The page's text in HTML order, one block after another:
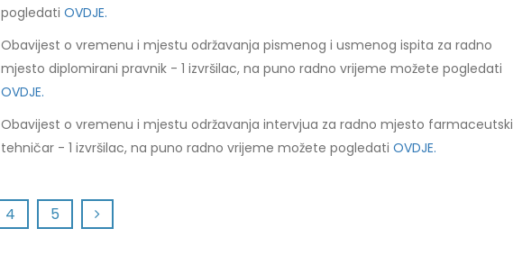
pogledati OVDJE.
Obavijest o vremenu i mjestu održavanja pismenog i usmenog ispita za radno
mjesto diplomirani pravnik - 1 izvršilac, na puno radno vrijeme možete pogledati
OVDJE.
Obavijest o vremenu i mjestu održavanja intervjua za radno mjesto farmaceutski
tehničar - 1 izvršilac, na puno radno vrijeme možete pogledati OVDJE.
4 5